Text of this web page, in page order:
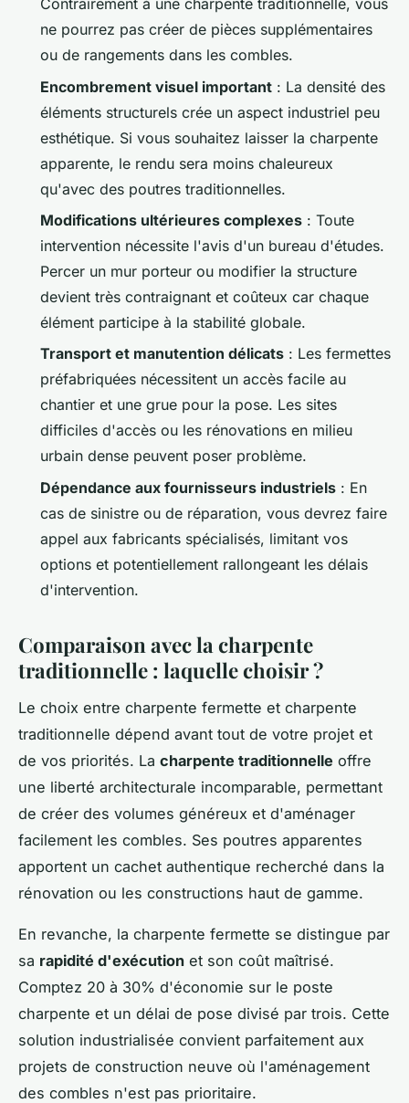
Contrairement à une charpente traditionnelle, vous
ne pourrez pas créer de pièces supplémentaires
ou de rangements dans les combles.
Encombrement visuel important : La densité des
éléments structurels crée un aspect industriel peu
esthétique. Si vous souhaitez laisser la charpente
apparente, le rendu sera moins chaleureux
qu'avec des poutres traditionnelles.
Modifications ultérieures complexes : Toute
intervention nécessite l'avis d'un bureau d'études.
Percer un mur porteur ou modifier la structure
devient très contraignant et coûteux car chaque
élément participe à la stabilité globale.
Transport et manutention délicats : Les fermettes
préfabriquées nécessitent un accès facile au
chantier et une grue pour la pose. Les sites
difficiles d'accès ou les rénovations en milieu
urbain dense peuvent poser problème.
Dépendance aux fournisseurs industriels : En
cas de sinistre ou de réparation, vous devrez faire
appel aux fabricants spécialisés, limitant vos
options et potentiellement rallongeant les délais
d'intervention.
Comparaison avec la charpente
traditionnelle : laquelle choisir ?
Le choix entre charpente fermette et charpente
traditionnelle dépend avant tout de votre projet et
de vos priorités. La charpente traditionnelle offre
une liberté architecturale incomparable, permettant
de créer des volumes généreux et d'aménager
facilement les combles. Ses poutres apparentes
apportent un cachet authentique recherché dans la
rénovation ou les constructions haut de gamme.
En revanche, la charpente fermette se distingue par
sa rapidité d'exécution et son coût maîtrisé.
Comptez 20 à 30% d'économie sur le poste
charpente et un délai de pose divisé par trois. Cette
solution industrialisée convient parfaitement aux
projets de construction neuve où l'aménagement
des combles n'est pas prioritaire.